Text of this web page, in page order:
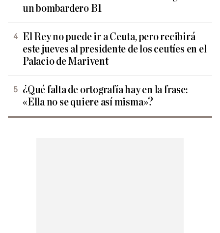
un bombardero B1
El Rey no puede ir a Ceuta, pero recibirá
este jueves al presidente de los ceutíes en el
Palacio de Marivent
¿Qué falta de ortografía hay en la frase:
«Ella no se quiere así misma»?